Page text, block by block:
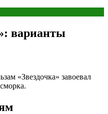
варианты
«Звездочка» завоевал